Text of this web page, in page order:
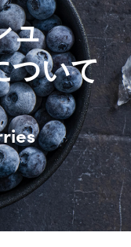
ュ
ついて